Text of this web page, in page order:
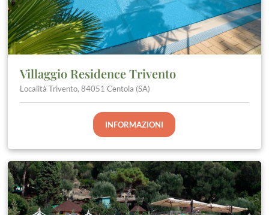
Villaggio Residence Trivento
Località Trivento, 84051 Centola (SA)
INFORMAZIONI